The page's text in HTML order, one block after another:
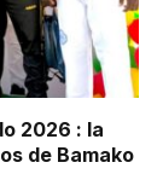
2026 : la
de Bamako